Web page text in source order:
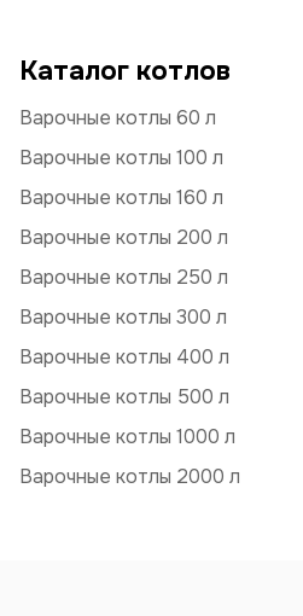
Каталог котлов
Варочные котлы 60 л
Варочные котлы 100 л
Варочные котлы 160 л
Варочные котлы 200 л
Варочные котлы 250 л
Варочные котлы 300 л
Варочные котлы 400 л
Варочные котлы 500 л
Варочные котлы 1000 л
Варочные котлы 2000 л